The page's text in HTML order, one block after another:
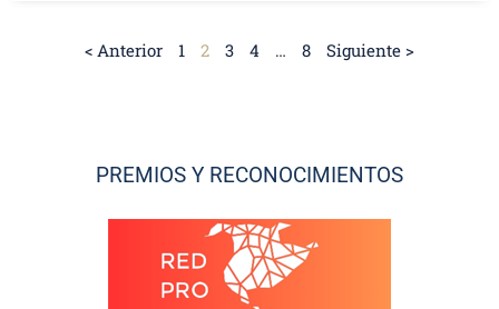
< Anterior 1 2 3 4 … 8 Siguiente >
PREMIOS Y RECONOCIMIENTOS